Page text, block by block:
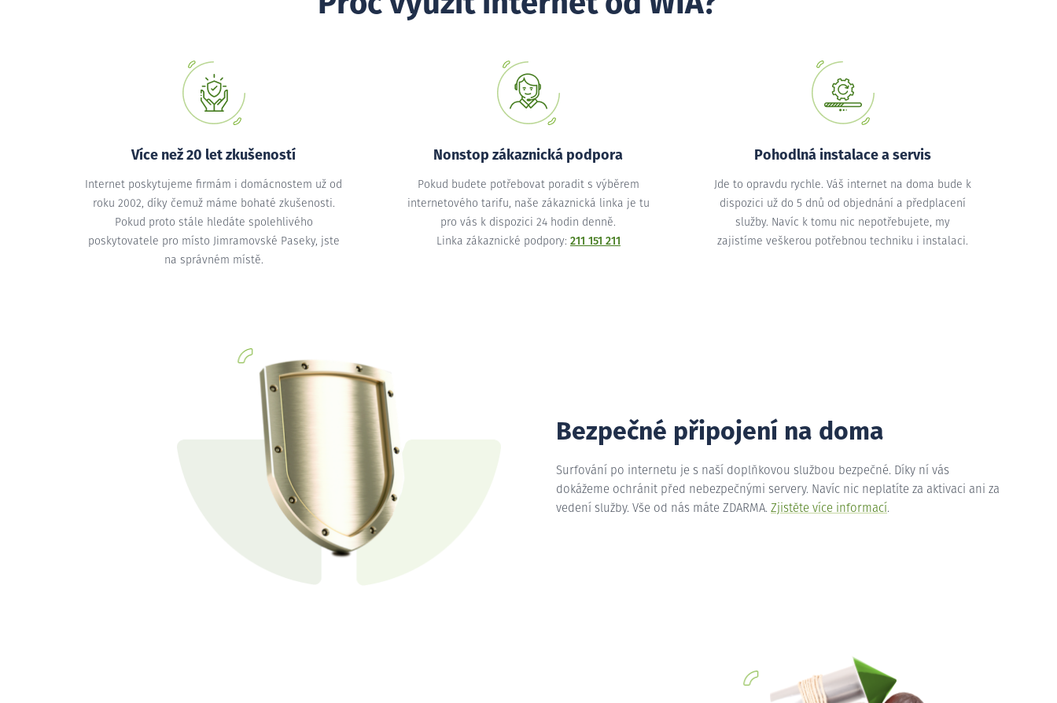
Více než 20 let zkušeností
Internet poskytujeme firmám i domácnostem už od
roku 2002, díky čemuž máme bohaté zkušenosti.
Pokud proto stále hledáte spolehlivého
poskytovatele pro místo Jimramovské Paseky, jste
na správném místě.
Nonstop zákaznická podpora
Pokud budete potřebovat poradit s výběrem
internetového tarifu, naše zákaznická linka je tu
pro vás k dispozici 24 hodin denně.
Linka zákaznické podpory: 211 151 211
Pohodlná instalace a servis
Jde to opravdu rychle. Váš internet na doma bude k
dispozici už do 5 dnů od objednání a předplacení
služby. Navíc k tomu nic nepotřebujete, my
zajistíme veškerou potřebnou techniku i instalaci.
Bezpečné připojení na doma
Surfování po internetu je s naší doplňkovou službou bezpečné. Díky ní vás
dokážeme ochránit před nebezpečnými servery. Navíc nic neplatíte za aktivaci ani za
vedení služby. Vše od nás máte ZDARMA. Zjistěte více informací.